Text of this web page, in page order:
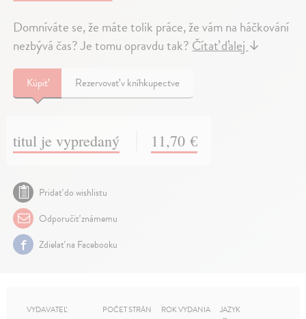
Domníváte se, že máte tolik práce, že vám na háčkování
nezbývá čas? Je tomu opravdu tak?Čítať ďalej↓
Kúpiť Rezervovať v kníhkupectve
titul je vypredaný 11,70 €
Pridať do wishlistu
Odporučiť známemu
Zdielať na Facebooku
VYDAVATEĽ POČET STRÁN ROK VYDANIA JAZYK